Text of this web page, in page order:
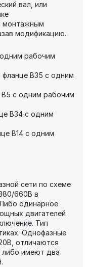
вал, или
монтажным
модификацию.
одним рабочим
фланце В35 с одним
В5 с одним рабочим
В34 с одним
В14 с одним
сети по схеме
660В в
одинарное
двигателей
Тип
Однофазные
отличаются
либо имеют два